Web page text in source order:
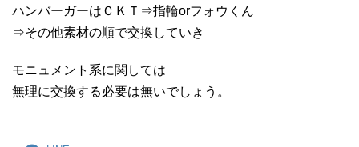
ハンバーガーはＣＫＴ⇒指輪orフォウくん
⇒その他素材の順で交換していき
モニュメント系に関しては
無理に交換する必要は無いでしょう。